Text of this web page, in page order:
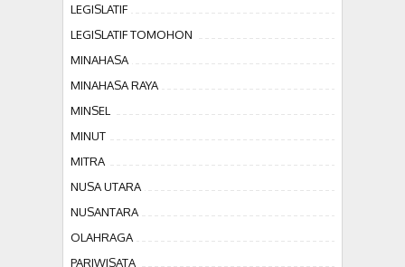
LEGISLATIF
LEGISLATIF TOMOHON
MINAHASA
MINAHASA RAYA
MINSEL
MINUT
MITRA
NUSA UTARA
NUSANTARA
OLAHRAGA
PARIWISATA